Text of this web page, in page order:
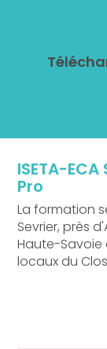
ISETA-
Pro
La formation
Sevrier, près
Haute-Savoie
locaux du